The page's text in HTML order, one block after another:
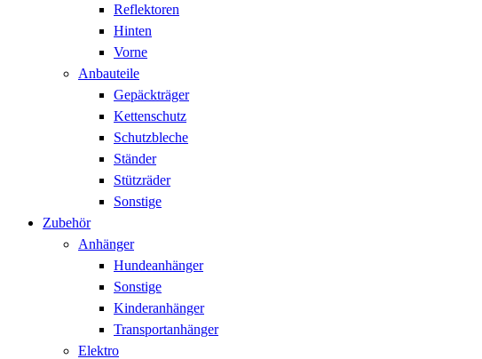
Reflektoren
Hinten
Vorne
Anbauteile
Gepäckträger
Kettenschutz
Schutzbleche
Ständer
Stützräder
Sonstige
Zubehör
Anhänger
Hundeanhänger
Sonstige
Kinderanhänger
Transportanhänger
Elektro